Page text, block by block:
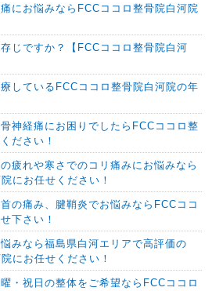
にお悩みならFCCココロ整骨院白河院
じですか？【FCCココロ整骨院白河
しているFCCココロ整骨院白河院の年
神経痛にお困りでしたらFCCココロ整
ださい！
疲れや寒さでのコリ痛みにお悩みなら
にお任せください！
の痛み、腱鞘炎でお悩みならFCCココ
下さい！
みなら福島県白河エリアで高評価の
にお任せください！
・祝日の整体をご希望ならFCCココロ